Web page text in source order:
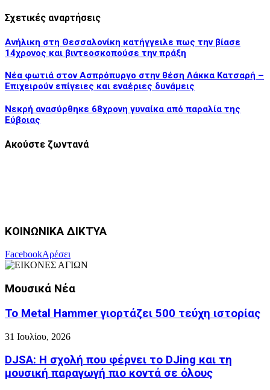
Σχετικές αναρτήσεις
Ανήλικη στη Θεσσαλονίκη κατήγγειλε πως την βίασε
14χρονος και βιντεοσκοπούσε την πράξη
Νέα φωτιά στον Ασπρόπυργο στην θέση Λάκκα Κατσαρή –
Επιχειρούν επίγειες και εναέριες δυνάμεις
Νεκρή ανασύρθηκε 68χρονη γυναίκα από παραλία της
Εύβοιας
Ακούστε ζωντανά
ΚΟΙΝΩΝΙΚΑ ΔΙΚΤΥΑ
FacebookΑρέσει
Μουσικά Νέα
Το Metal Hammer γιορτάζει 500 τεύχη ιστορίας
31 Ιουλίου, 2026
DJSA: Η σχολή που φέρνει το DJing και τη
μουσική παραγωγή πιο κοντά σε όλους